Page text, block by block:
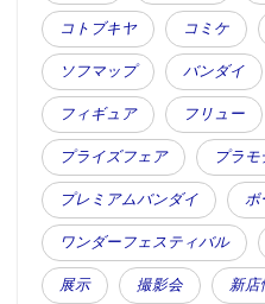
コトブキヤ コミケ
ソフマップ バンダイ
フィギュア フリュー
プライズフェア プラモ
プレミアムバンダイ ボ
ワンダーフェスティバル
展示 撮影会 新店